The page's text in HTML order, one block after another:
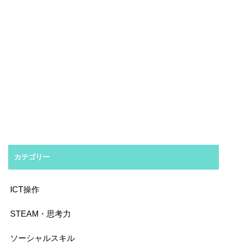
カテゴリー
ICT操作
STEAM・思考力
ソーシャルスキル